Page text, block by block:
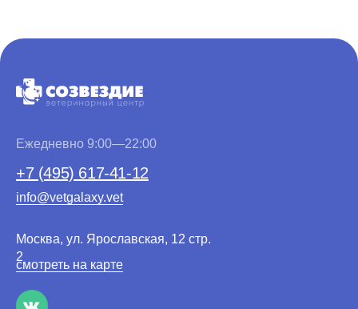
Ежедневно 9:00—22:00
смотреть на карте
Москва, ул. Ярославская, 12 стр.
2
info@vetgalaxy.vet
+7 (495) 617-41-12